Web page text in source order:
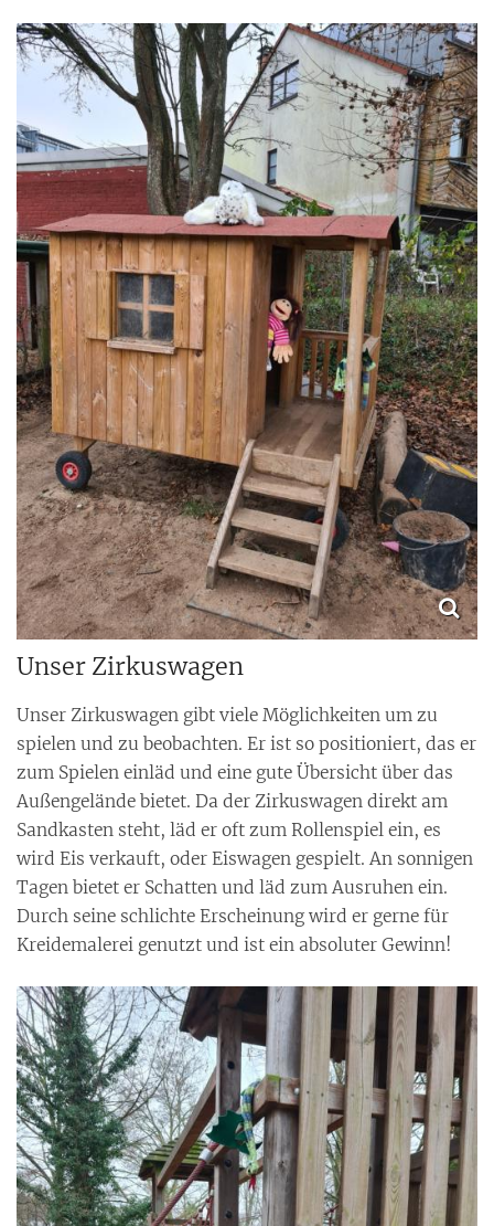
Unser Zirkuswagen
Unser Zirkuswagen gibt viele Möglichkeiten um zu
spielen und zu beobachten. Er ist so positioniert, das er
zum Spielen einläd und eine gute Übersicht über das
Außengelände bietet. Da der Zirkuswagen direkt am
Sandkasten steht, läd er oft zum Rollenspiel ein, es
wird Eis verkauft, oder Eiswagen gespielt. An sonnigen
Tagen bietet er Schatten und läd zum Ausruhen ein.
Durch seine schlichte Erscheinung wird er gerne für
Kreidemalerei genutzt und ist ein absoluter Gewinn!